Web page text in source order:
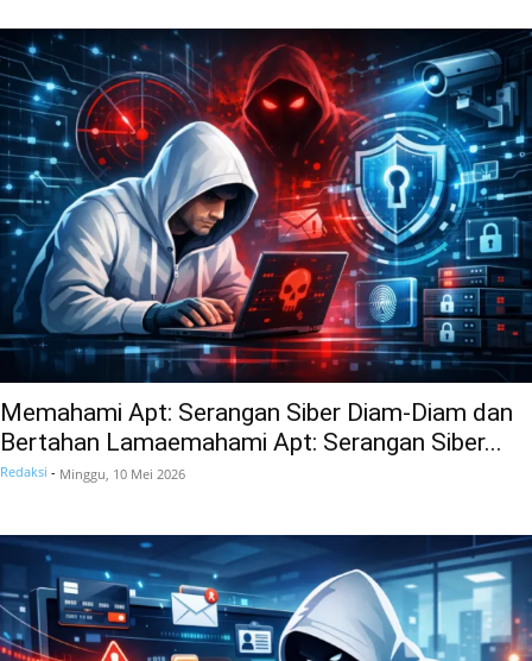
Memahami Apt: Serangan Siber Diam-Diam dan
Bertahan Lamaemahami Apt: Serangan Siber...
Redaksi - Minggu, 10 Mei 2026